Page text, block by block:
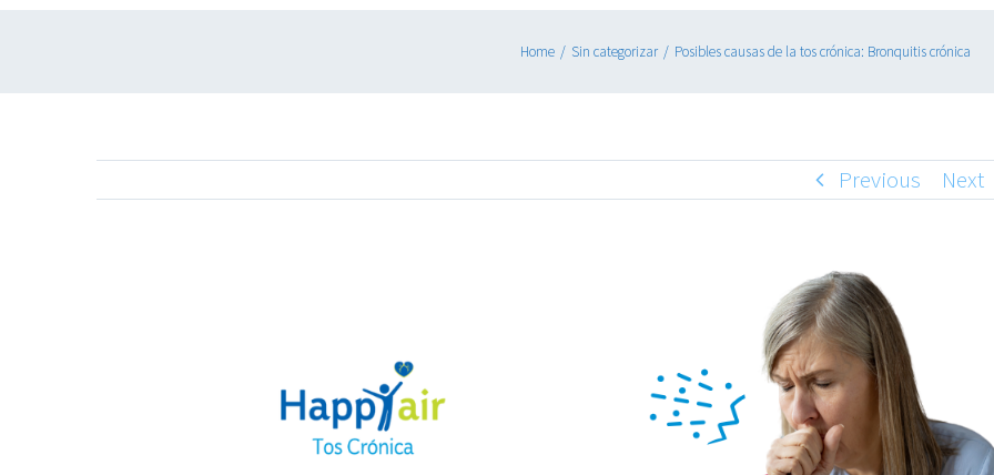
Home / Sin categorizar / Posibles causas de la tos crónica: Bronquitis crónica
Previous Next